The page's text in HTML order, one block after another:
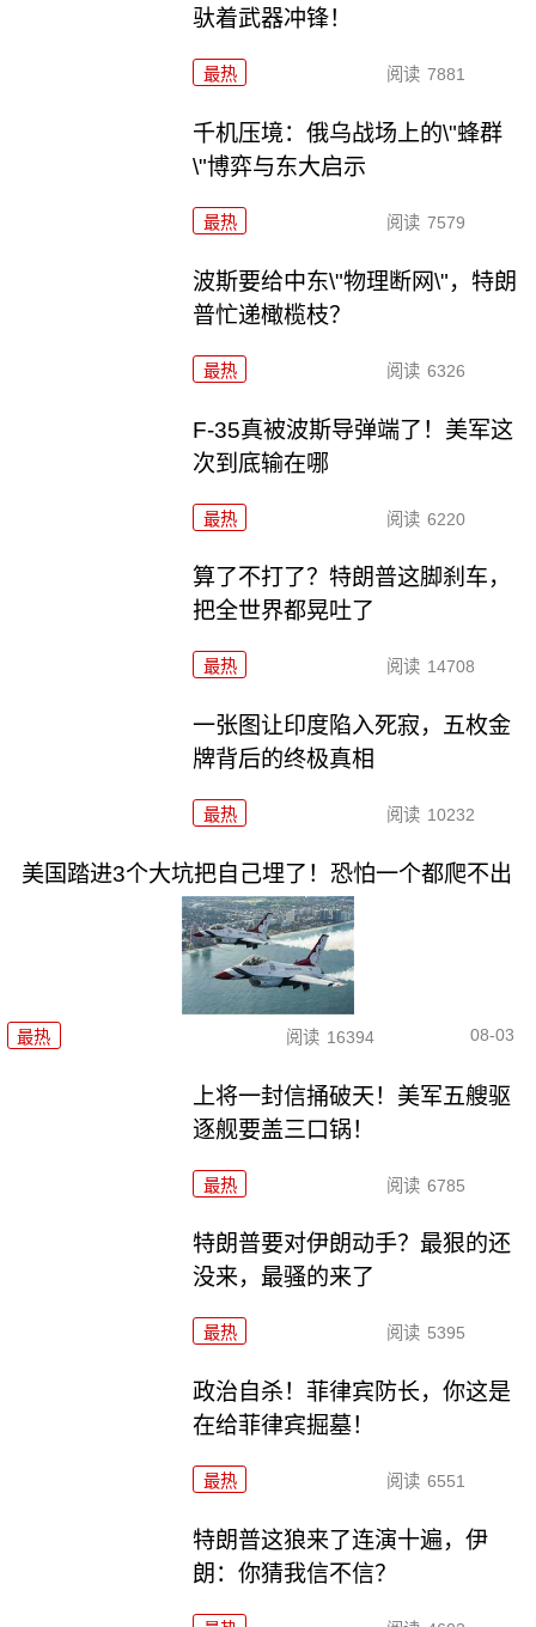
驮着武器冲锋！
最热 阅读 7881
千机压境：俄乌战场上的\"蜂群
\"博弈与东大启示
最热 阅读 7579
波斯要给中东\"物理断网\"，特朗
普忙递橄榄枝？
最热 阅读 6326
F-35真被波斯导弹端了！美军这
次到底输在哪
最热 阅读 6220
算了不打了？特朗普这脚刹车，
把全世界都晃吐了
最热 阅读 14708
一张图让印度陷入死寂，五枚金
牌背后的终极真相
最热 阅读 10232
美国踏进3个大坑把自己埋了！恐怕一个都爬不出
最热 阅读 16394 08-03
上将一封信捅破天！美军五艘驱
逐舰要盖三口锅！
最热 阅读 6785
特朗普要对伊朗动手？最狠的还
没来，最骚的来了
最热 阅读 5395
政治自杀！菲律宾防长，你这是
在给菲律宾掘墓！
最热 阅读 6551
特朗普这狼来了连演十遍，伊
朗：你猜我信不信？